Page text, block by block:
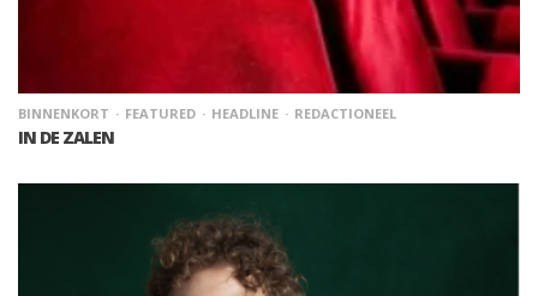
BINNENKORT FEATURED HEADLINE REDACTIONEEL
IN DE ZALEN